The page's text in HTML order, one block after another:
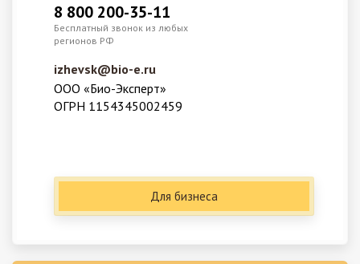
8 800 200-35-11
Бесплатный звонок из любых
регионов РФ
izhevsk@bio-e.ru
ООО «Био-Эксперт»
ОГРН 1154345002459
Для бизнеса